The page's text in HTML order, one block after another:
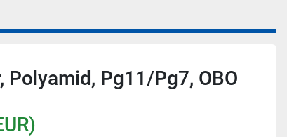
Polyamid, Pg11/Pg7, OBO